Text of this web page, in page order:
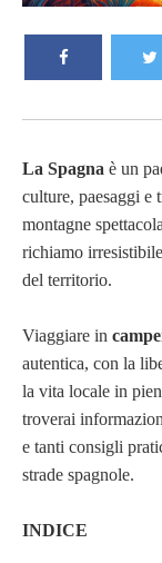
La Spagna è un
culture, paesaggi e
montagne
richiamo
del territorio.
Viaggiare in
autentica, con la
la vita locale in
troverai
e tanti consigli
strade spagnole.
INDICE